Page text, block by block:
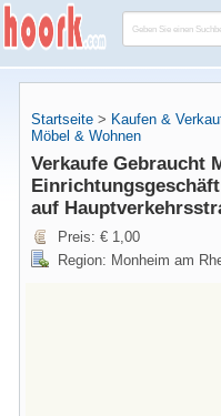
Startseite > Kaufen &
Möbel & Wohnen
Verkaufe Gebraucht
auf
Preis: € 1,00
Region: Monheim am